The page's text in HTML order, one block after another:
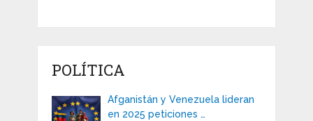
POLÍTICA
Afganistán y Venezuela lideran
en 2025 peticiones …